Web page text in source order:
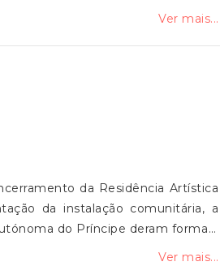
motos antigas, num momento de
Ver mais...
da Residência Artística
da instalação comunitária, a
do Príncipe deram forma a
tradicionais da Ilha do Príncipe,
Ver mais...